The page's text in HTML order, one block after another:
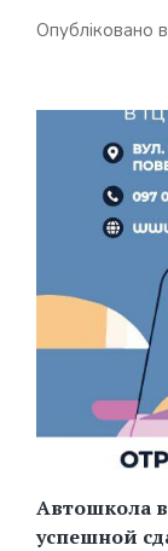
Опубліковано в
Автошкола
успешной